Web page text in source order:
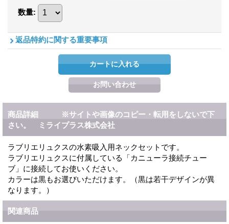
数量:
返品特約に関する重要事項
商品詳細 ※サイトや画像のコピー・転用をしないで下
さい。 ミライプラス株式会社
ラブリエリュクスの水素吸入用ネックセットです。
ラブリエリュクスに付属している「カニューラ接続チュー
ブ」に接続してお使いください。
カラーは黒もお選びいただけます。（黒は若干デザインが異
なります。）
関連商品